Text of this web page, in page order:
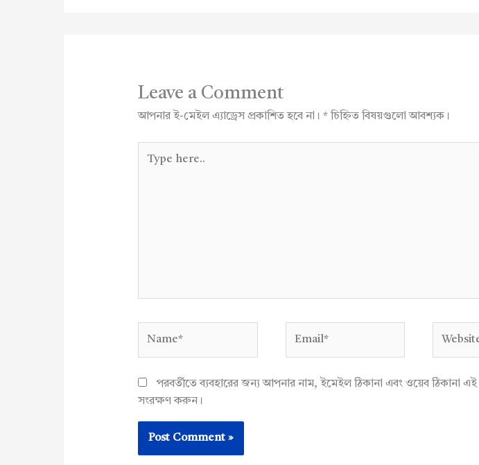
Leave a Comment
আপনার ই-মেইল এ্যাড্রেস প্রকাশিত হবে না। *চিহ্নিত বিষয়গুলো আবশ্যক।
here..
পরবর্তীতে ব্যবহারের জন্য আপনার নাম, ইমেইল ঠিকানা এবং ওয়েব ঠিকানা এই
সংরক্ষণ করুন।